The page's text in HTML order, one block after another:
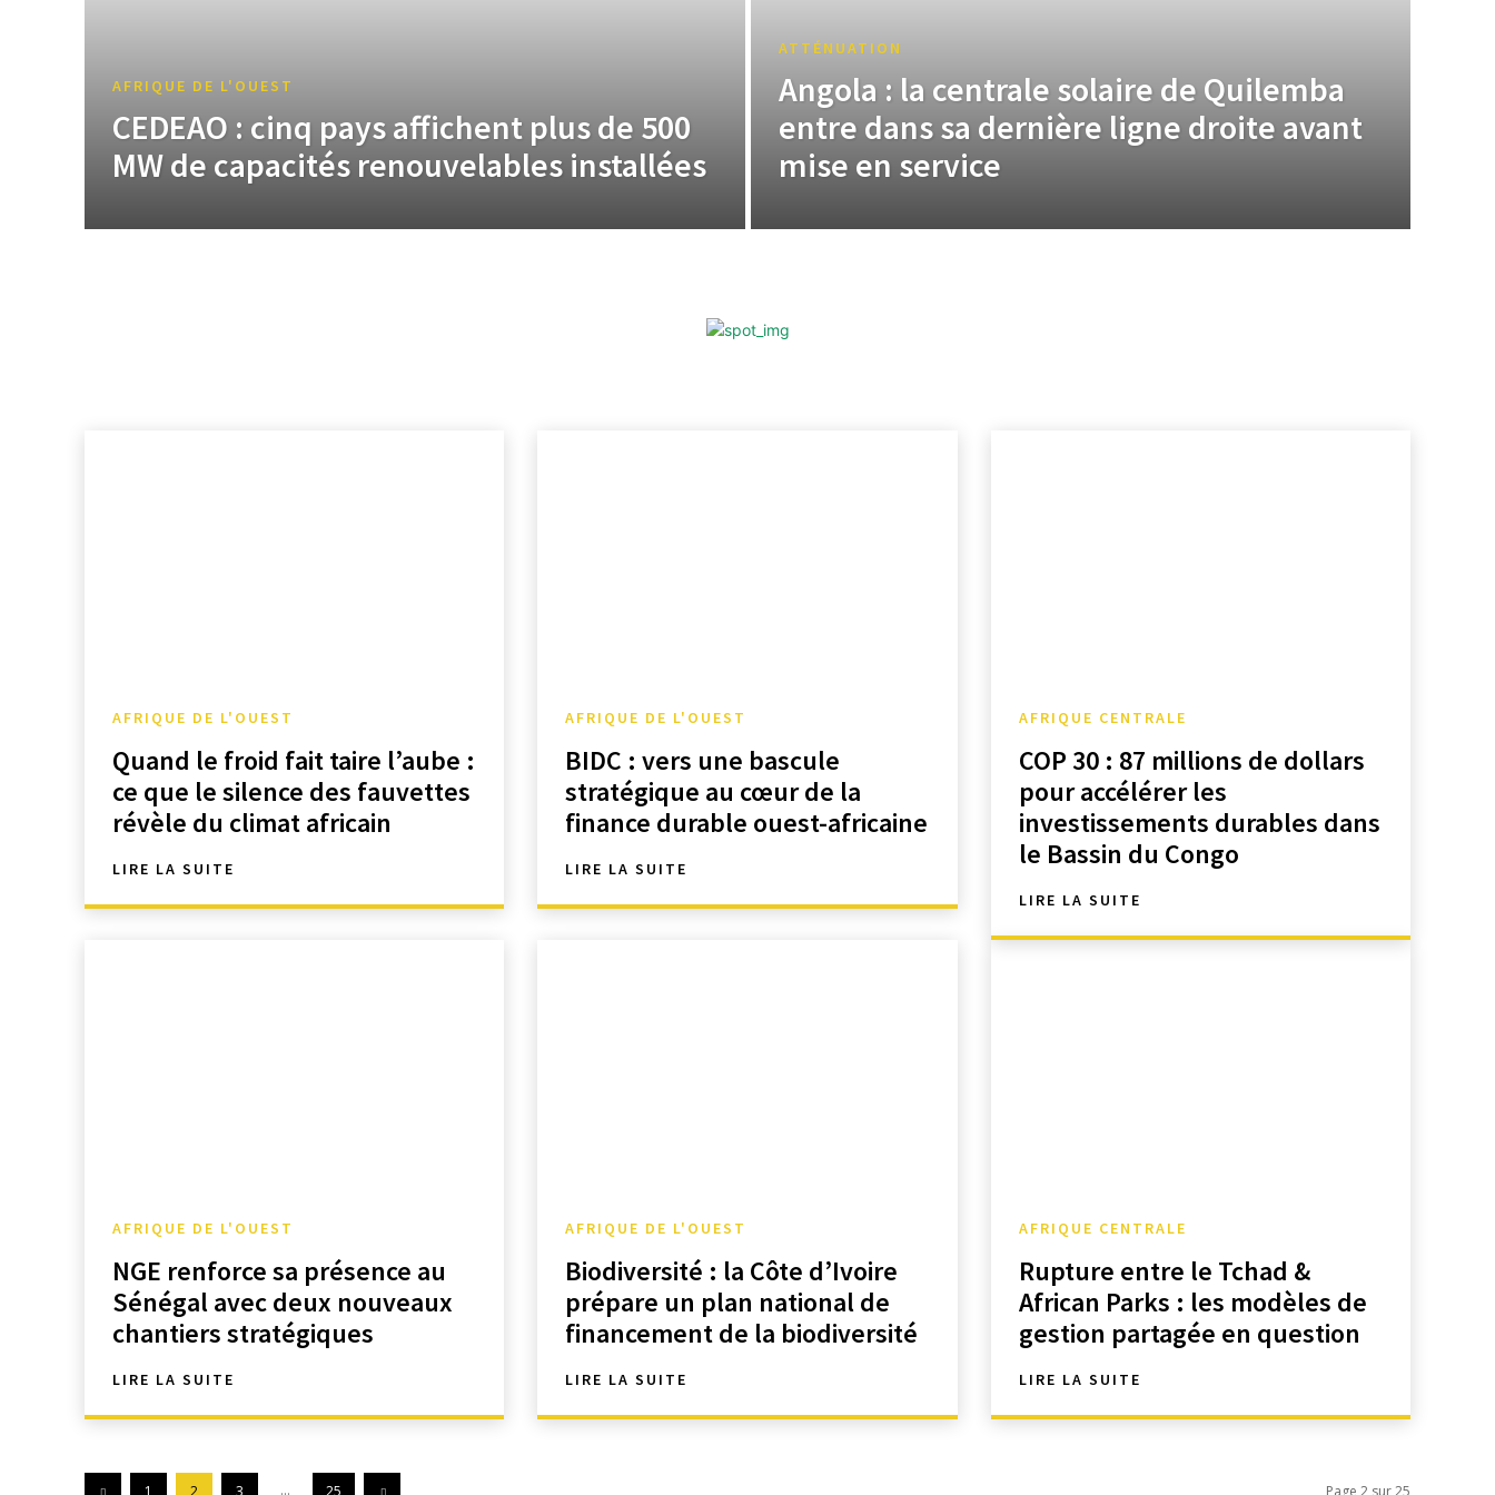
AFRIQUE DE L'OUEST
CEDEAO : cinq pays affichent plus de 500
MW de capacités renouvelables installées
ATTÉNUATION
Angola : la centrale solaire de Quilemba
entre dans sa dernière ligne droite avant
mise en service
AFRIQUE DE L'OUEST
Quand le froid fait taire l’aube :
ce que le silence des fauvettes
révèle du climat africain
LIRE LA SUITE
AFRIQUE DE L'OUEST
BIDC : vers une bascule
stratégique au cœur de la
finance durable ouest-africaine
LIRE LA SUITE
AFRIQUE CENTRALE
COP 30 : 87 millions de dollars
pour accélérer les
investissements durables dans
le Bassin du Congo
LIRE LA SUITE
AFRIQUE DE L'OUEST
NGE renforce sa présence au
Sénégal avec deux nouveaux
chantiers stratégiques
LIRE LA SUITE
AFRIQUE DE L'OUEST
Biodiversité : la Côte d’Ivoire
prépare un plan national de
financement de la biodiversité
LIRE LA SUITE
AFRIQUE CENTRALE
Rupture entre le Tchad &
African Parks : les modèles de
gestion partagée en question
LIRE LA SUITE
1 2 3 ... 25 Page 2 sur 25